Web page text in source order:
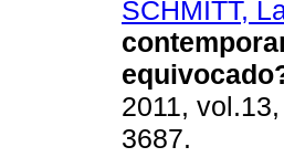
SCHMITT,
2011,
3687.